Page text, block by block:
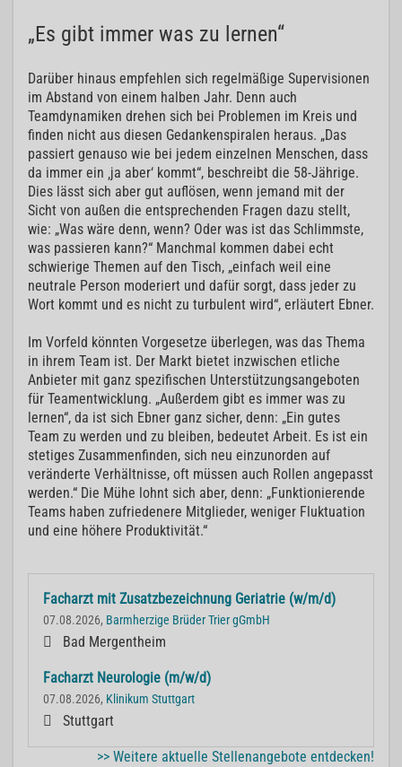
„Es gibt immer was zu lernen“
Darüber hinaus empfehlen sich regelmäßige Supervisionen
im Abstand von einem halben Jahr. Denn auch
Teamdynamiken drehen sich bei Problemen im Kreis und
finden nicht aus diesen Gedankenspiralen heraus. „Das
passiert genauso wie bei jedem einzelnen Menschen, dass
da immer ein ‚ja aber‘ kommt“, beschreibt die 58-Jährige.
Dies lässt sich aber gut auflösen, wenn jemand mit der
Sicht von außen die entsprechenden Fragen dazu stellt,
wie: „Was wäre denn, wenn? Oder was ist das Schlimmste,
was passieren kann?“ Manchmal kommen dabei echt
schwierige Themen auf den Tisch, „einfach weil eine
neutrale Person moderiert und dafür sorgt, dass jeder zu
Wort kommt und es nicht zu turbulent wird“, erläutert Ebner.
Im Vorfeld könnten Vorgesetze überlegen, was das Thema
in ihrem Team ist. Der Markt bietet inzwischen etliche
Anbieter mit ganz spezifischen Unterstützungsangeboten
für Teamentwicklung. „Außerdem gibt es immer was zu
lernen“, da ist sich Ebner ganz sicher, denn: „Ein gutes
Team zu werden und zu bleiben, bedeutet Arbeit. Es ist ein
stetiges Zusammenfinden, sich neu einzunorden auf
veränderte Verhältnisse, oft müssen auch Rollen angepasst
werden.“ Die Mühe lohnt sich aber, denn: „Funktionierende
Teams haben zufriedenere Mitglieder, weniger Fluktuation
und eine höhere Produktivität.“
Facharzt mit Zusatzbezeichnung Geriatrie (w/m/d)
07.08.2026, Barmherzige Brüder Trier gGmbH
Bad Mergentheim
Facharzt Neurologie (m/w/d)
07.08.2026, Klinikum Stuttgart
Stuttgart
>> Weitere aktuelle Stellenangebote entdecken!